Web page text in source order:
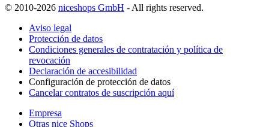
© 2010-2026 niceshops GmbH - All rights reserved.
Aviso legal
Protección de datos
Condiciones generales de contratación y política de
revocación
Declaración de accesibilidad
Configuración de protección de datos
Cancelar contratos de suscripción aquí
Empresa
Otras nice Shops